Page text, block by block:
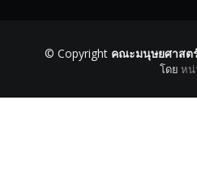
© Copyright คณะมนุษยศาสต
โดย หน่